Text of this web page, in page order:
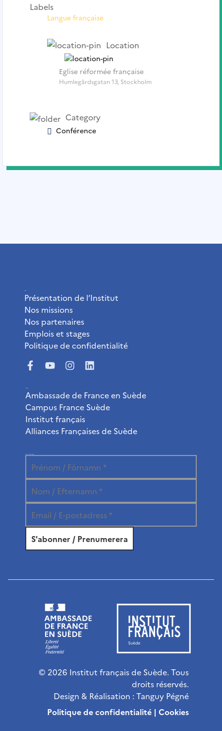
Labels
Langue française
Location
Eglise réformée française
Humlegårdsgatan 13, Stockholm
Category
Conférence
Présentation de l’Institut
Nos missions
Nos partenaires
Emplois et stages
Politique de confidentialité
Ambassade de France en Suède
Campus France Suède
Institut français
Alliances Françaises de Suède
© 2026 Institut français de Suède. Tous
droits réservés.
Design & Réalisation : Tanguy Pégné
Politique de confidentialité | Cookies